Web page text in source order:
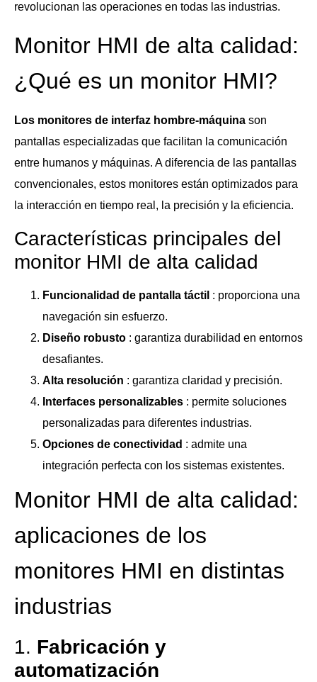
revolucionan las operaciones en todas las industrias.
Monitor HMI de alta calidad:
¿Qué es un monitor HMI?
Los monitores de interfaz hombre-máquina son
pantallas especializadas que facilitan la comunicación
entre humanos y máquinas. A diferencia de las pantallas
convencionales, estos monitores están optimizados para
la interacción en tiempo real, la precisión y la eficiencia.
Características principales del
monitor HMI de alta calidad
Funcionalidad de pantalla táctil : proporciona una
navegación sin esfuerzo.
Diseño robusto : garantiza durabilidad en entornos
desafiantes.
Alta resolución : garantiza claridad y precisión.
Interfaces personalizables : permite soluciones
personalizadas para diferentes industrias.
Opciones de conectividad : admite una
integración perfecta con los sistemas existentes.
Monitor HMI de alta calidad:
aplicaciones de los
monitores HMI en distintas
industrias
1. Fabricación y
automatización